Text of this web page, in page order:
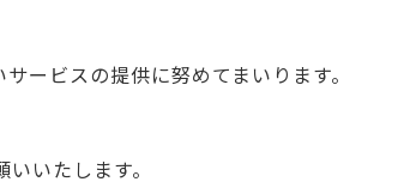
ービスの提供に努めてまいります。
いたします。